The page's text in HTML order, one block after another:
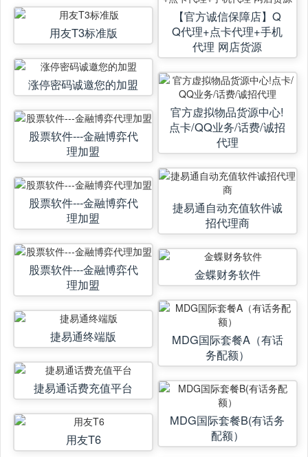
用友T3标准版
涨停密码诚邀您的加盟
股票软件---金融博弈代
理加盟
股票软件---金融博弈代
理加盟
股票软件---金融博弈代
理加盟
捷易通终端版
捷易通话费充值平台
用友T6
【官方诚信保障店】Q
Q代理+点卡代理+手机
代理 网店货源
官方虚拟物品货源中心!
点卡/QQ业务/话费/诚招
代理
捷易通自动充值软件诚
招代理商
金蝶财务软件
MDG国际套餐A（有话
务配额）
MDG国际套餐B(有话务
配额）